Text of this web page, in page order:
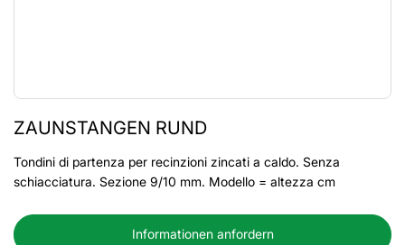
ZAUNSTANGEN RUND
Tondini di partenza per recinzioni zincati a caldo. Senza
schiacciatura. Sezione 9/10 mm. Modello = altezza cm
Informationen anfordern